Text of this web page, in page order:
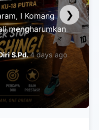
I Komang
mengharumkan
S.Pd.4 days ago
❯